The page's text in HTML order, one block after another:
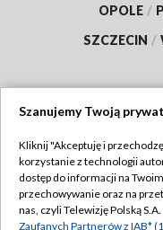
OPOLE /
SZCZECIN /
Abonament TVP
Emisja w TVP
Szanujemy Twoją
Kliknij "Akceptuję i
korzystanie z technologii
dostęp do informacji na
przechowywanie oraz na
nas, czyli Telewizję Polską
Zaufanych Partnerów z IAB*